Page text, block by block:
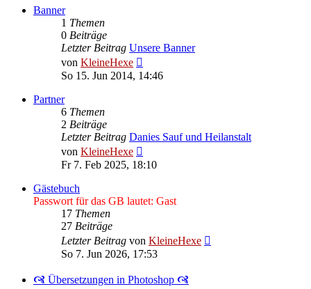
Banner
1 Themen
0 Beiträge
Letzter Beitrag Unsere Banner
von KleineHexe
Beitrag
So 15. Jun 2014, 14:46
Partner
6 Themen
2 Beiträge
Letzter Beitrag Danies Sauf und Heilanstalt
von KleineHexe
Beitrag
Fr 7. Feb 2025, 18:10
Gästebuch
Passwort für das GB lautet: Gast
17 Themen
27 Beiträge
Letzter Beitrag von KleineHexe
So 7. Jun 2026, 17:53
🙧 Übersetzungen in Photoshop 🙧